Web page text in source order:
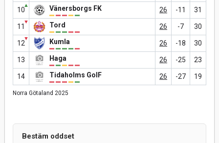
10
▲ Vänersborgs FK 26 -11 31
11
▼ Tord 26 -7 30
12
▼ Kumla 26 -18 30
13 Haga 26 -25 23
14 Tidaholms GoIF 26 -27 19
Norra Götaland 2025
Bestäm oddset